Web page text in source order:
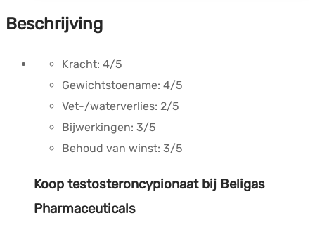
Beschrijving
Kracht: 4/5
Gewichtstoename: 4/5
Vet-/waterverlies: 2/5
Bijwerkingen: 3/5
Behoud van winst: 3/5
Koop testosteroncypionaat bij Beligas
Pharmaceuticals